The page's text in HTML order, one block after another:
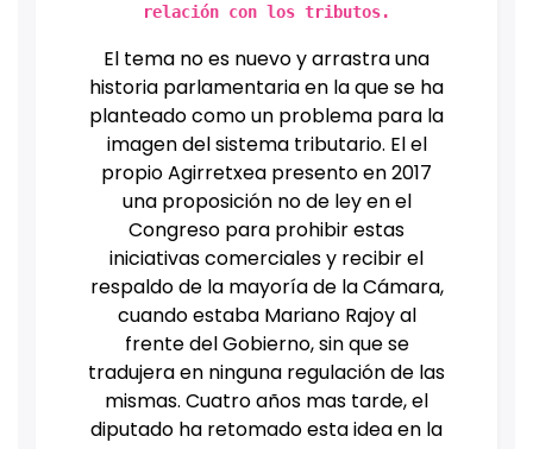
relación con los tributos.
El tema no es nuevo y arrastra una
historia parlamentaria en la que se ha
planteado como un problema para la
imagen del sistema tributario. El el
propio Agirretxea presento en 2017
una proposición no de ley en el
Congreso para prohibir estas
iniciativas comerciales y recibir el
respaldo de la mayoría de la Cámara,
cuando estaba Mariano Rajoy al
frente del Gobierno, sin que se
tradujera en ninguna regulación de las
mismas. Cuatro años mas tarde, el
diputado ha retomado esta idea en la